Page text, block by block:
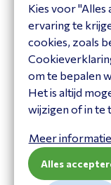
Brand
Itemcode
Vraag het
van een keuze?
Tel:+31203582510
Kies voor
ervaring te
cookies, zoals
om te bepalen
Het is altijd
wijzigen of in te
Meer informatie
Alles